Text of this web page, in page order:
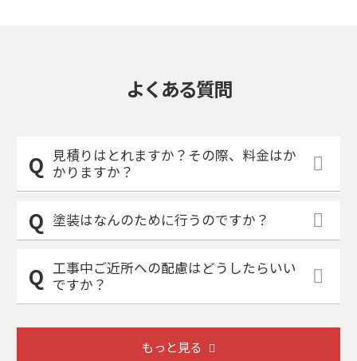
よくある質問
見積りはとれますか？その際、料金はか
かりますか？
塗装はなんのために行うのですか？
工事中ご近所への配慮はどうしたらいい
ですか？
もっと見る